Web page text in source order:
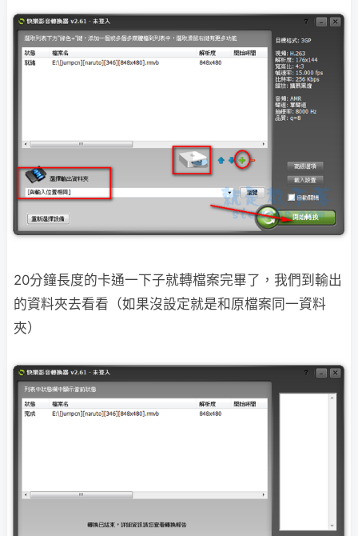
20分鐘長度的卡通一下子就轉檔案完畢了，我們到輸出
的資料夾去看看（如果沒設定就是和原檔案同一資料
夾）